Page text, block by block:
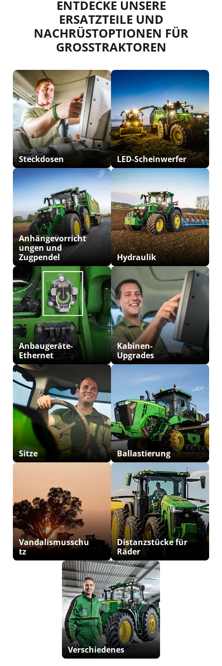
ENTDECKE UNSERE
ERSATZTEILE UND
NACHRÜSTOPTIONEN FÜR
GROSSTRAKTOREN
Steckdosen LED-Scheinwerfer
Anhängevorricht
ungen und
Zugpendel
Hydraulik
Anbaugeräte-
Ethernet
Kabinen-
Upgrades
Sitze Ballastierung
Vandalismusschu
tz
Distanzstücke für
Räder
Verschiedenes